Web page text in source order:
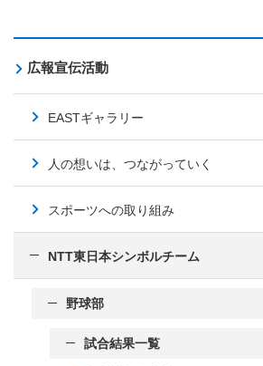
広報宣伝活動
EASTギャラリー
人の想いは、つながっていく
スポーツへの取り組み
NTT東日本シンボルチーム
野球部
試合結果一覧